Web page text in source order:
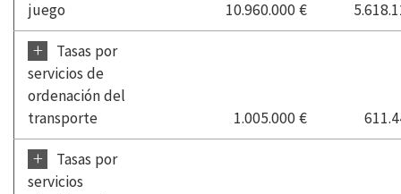
juego
10.960.000 €
+
Tasas por
servicios de
ordenación del
transporte
1.005.000 €
+
Tasas por
servicios